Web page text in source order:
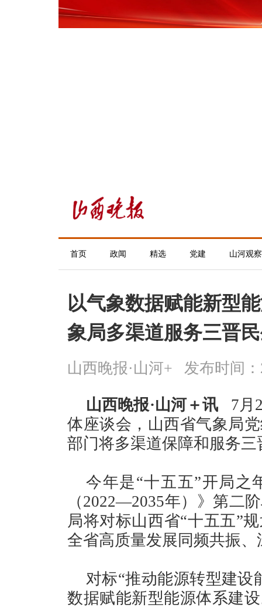
首页 政闻 精选 党建 山河观察
以气象数据赋能新型
象局多渠道服务三晋
山西晚报·山河+ 发布时间：
山西晚报·山河＋讯
7月
体座谈会，山西省气象局
部门将多渠道保障和服务三
今年是“十五五”开局之
（2022—2035年）》第二
局将对标山西省“十五五”
全省高质量发展同频共振、
对标“推动能源转型建设
数据赋能新型能源体系建